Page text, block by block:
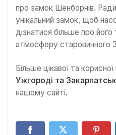
про замок Шенборнів.
унікальний замок, щоб
дізнатися більше про
атмосферу старовинного
Більше цікавої та
Ужгороді та
нашому сайті.